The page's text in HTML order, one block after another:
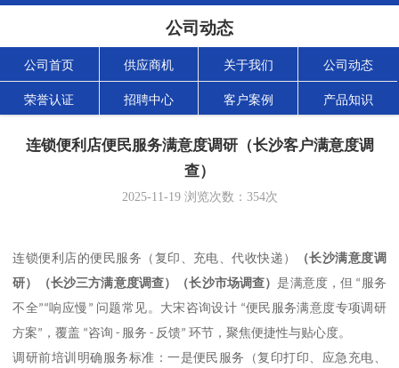
公司动态
公司首页 供应商机 关于我们 公司动态
荣誉认证 招聘中心 客户案例 产品知识
连锁便利店便民服务满意度调研（长沙客户满意度调
查）
2025-11-19浏览次数： 354次
连锁便利店的便民服务（复印、充电、代收快递） （长沙满意度调
研）（长沙三方满意度调查）（长沙市场调查）是满意度，但 “服务
不全”“响应慢 ” 问题常见。大宋咨询设计 “便民服务满意度专项调研
方案” ，覆盖 “咨询-服务-反馈”环节，聚焦便捷性与贴心度。
调研前培训明确服务标准：一是便民服务（复印打印、应急充电、